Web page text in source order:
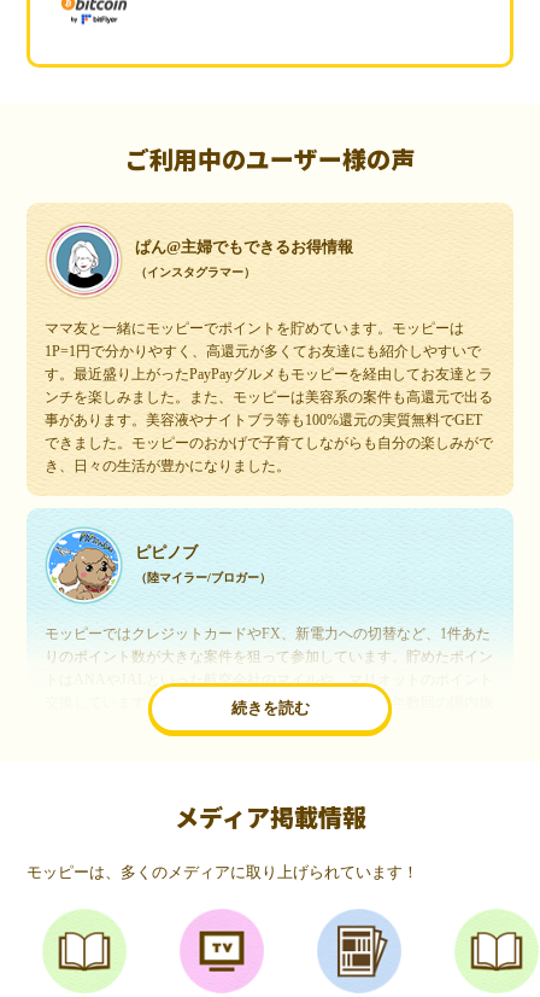
ご利用中のユーザー様の声
ぱん@主婦でもできるお得情報
（インスタグラマー）
ママ友と一緒にモッピーでポイントを貯めています。モッピーは
1P=1円で分かりやすく、高還元が多くてお友達にも紹介しやすいで
す。最近盛り上がったPayPayグルメもモッピーを経由してお友達とラ
ンチを楽しみました。また、モッピーは美容系の案件も高還元で出る
事があります。美容液やナイトブラ等も100%還元の実質無料でGET
できました。モッピーのおかげで子育てしながらも自分の楽しみがで
き、日々の生活が豊かになりました。
続きを読む
ピピノブ
（陸マイラー/ブロガー）
モッピーではクレジットカードやFX、新電力への切替など、1件あた
りのポイント数が大きな案件を狙って参加しています。貯めたポイン
交換しています。このようにすることで、ほぼ無料で年数回の国内旅
行や海外旅行を実現しています。モッピーは陸マイラーや旅行好きに
いつものネットショッピングが、モッピーでお得
（20代・女性）
友達に勧められてモッピーをはじめました。空いた時間にスマホで買
い物をすることが多いのですが、モッピーを経由するだけでショップ
のポイントとモッピーのポイントが二重で貯まることを知り、ビック
リ…！いつものネットショッピングをモッピーを経由するだけでポイ
メディア掲載情報
モッピーは、多くのメディアに取り上げられています！